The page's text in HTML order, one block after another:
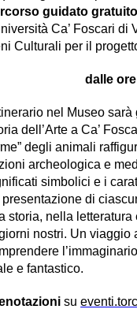
guidato
Ca’ Foscari
Culturali per il
dalle
nel Museo
dell’Arte a Ca’
degli animali
archeologica e
simbolici e i
presentazione di
storia, nella
nostri. Un viaggio
e fantastico.
su